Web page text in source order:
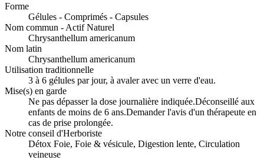
Forme
Gélules - Comprimés - Capsules
Nom commun - Actif Naturel
Chrysanthellum americanum
Nom latin
Chrysanthellum americanum
Utilisation traditionnelle
3 à 6 gélules par jour, à avaler avec un verre d'eau.
Mise(s) en garde
Ne pas dépasser la dose journalière indiquée.Déconseillé aux
enfants de moins de 6 ans.Demander l'avis d'un thérapeute en
cas de prise prolongée.
Notre conseil d'Herboriste
Détox Foie, Foie & vésicule, Digestion lente, Circulation
veineuse